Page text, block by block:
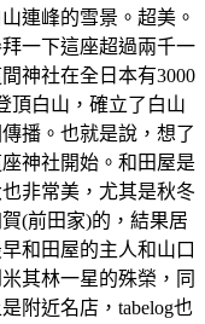
連峰的雪景。超美。
一下這座超過兩千一
神社在全日本有3000
頂白山，確立了白山
播。也就是說，想了
神社開始。和田屋是
非常美，尤其是秋冬
(前田家)的，結果居
和田屋的主人和山口
其林一星的殊榮，同
附近名店，tabelog也